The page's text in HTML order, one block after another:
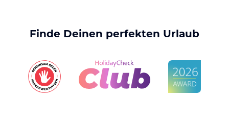
Finde Deinen perfekten Urlaub